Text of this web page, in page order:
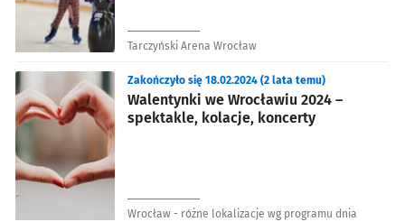
Tarczyński Arena Wrocław
Walentynki we Wrocławiu 2024 –
spektakle, kolacje, koncerty
Zakończyło się 18.02.2024 (2 lata temu)
Wrocław - różne lokalizacje wg programu dnia